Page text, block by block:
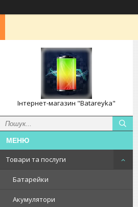
Інтернет-магазин "Batareyka"
Товари та послуги
Батарейки
Акумулятори